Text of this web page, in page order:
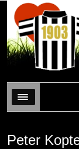
Menu
Peter